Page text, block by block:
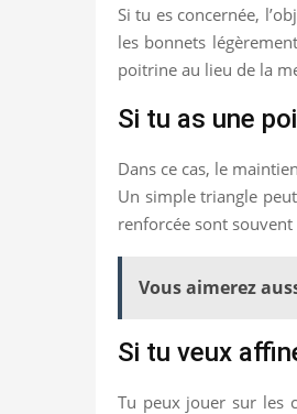
Si tu es concernée,
les bonnets
poitrine au lieu de la
Si tu as une
Dans ce cas, le
Un simple triangle
renforcée sont
Vous aimerez
Si tu veux
Tu peux jouer sur les